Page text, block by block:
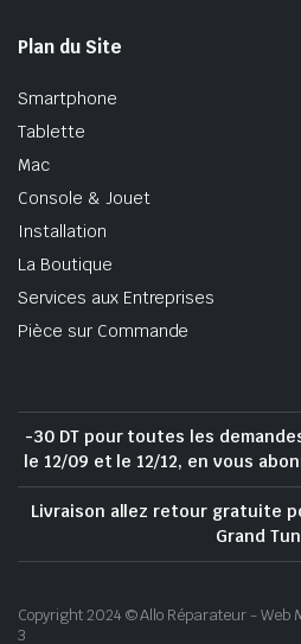
Plan du Site
Smartphone
Tablette
Mac
Console & Jouet
Installation
La Boutique
Services aux Entreprises
Pièce sur Commande
-30 DT pour toutes les
le 12/09 et le 12/12, en vous
Livraison allez retour gratuite
Grand
Copyright 2024 © Allo Réparateur - Web
3